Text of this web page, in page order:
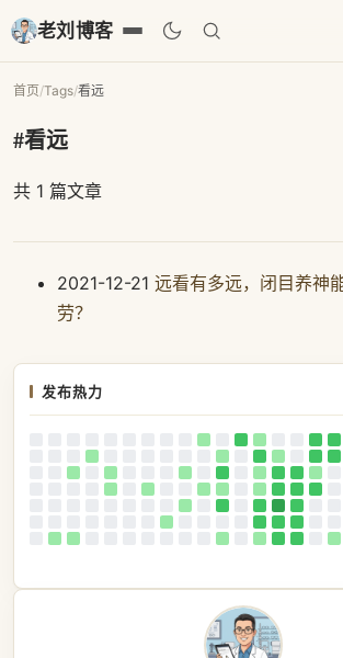
老刘博客
首页/Tags/看远
#看远
共 1 篇文章
2021-12-21 远看有多远，闭目养神
劳？
发布热力